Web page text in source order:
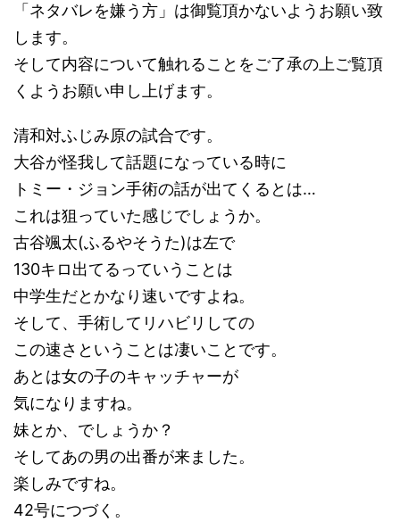
「ネタバレを嫌う方」は御覧頂かないようお願い致
します。
そして内容について触れることをご了承の上ご覧頂
くようお願い申し上げます。
清和対ふじみ原の試合です。
大谷が怪我して話題になっている時に
トミー・ジョン手術の話が出てくるとは…
これは狙っていた感じでしょうか。
古谷颯太(ふるやそうた)は左で
130キロ出てるっていうことは
中学生だとかなり速いですよね。
そして、手術してリハビリしての
この速さということは凄いことです。
あとは女の子のキャッチャーが
気になりますね。
妹とか、でしょうか？
そしてあの男の出番が来ました。
楽しみですね。
42号につづく。